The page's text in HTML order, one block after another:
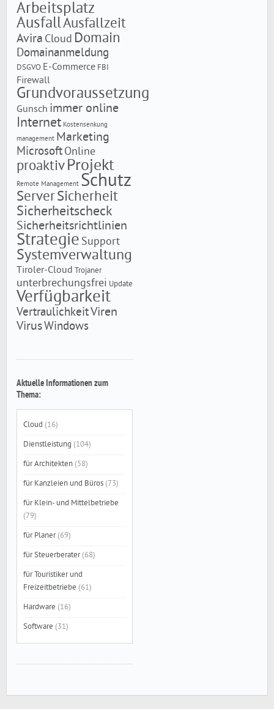
Arbeitsplatz
AusfallAusfallzeit
Avira Cloud Domain
Domainanmeldung
DSGVO E-Commerce FBI
Firewall
Grundvoraussetzung
Gunsch immer online
Internet Kostensenkung
management Marketing
Microsoft Online
proaktivProjekt
Remote Management Schutz
ServerSicherheit
Sicherheitscheck
Sicherheitsrichtlinien
Strategie Support
Systemverwaltung
Tiroler-Cloud Trojaner
unterbrechungsfrei Update
Verfügbarkeit
VertraulichkeitViren
VirusWindows
Aktuelle Informationen zum
Thema:
Cloud (16)
Dienstleistung (104)
für Architekten(58)
für Kanzleien und Büros(73)
für Klein- und Mittelbetriebe
(79)
für Planer(69)
für Steuerberater(68)
für Touristiker und
Freizeitbetriebe (61)
Hardware (16)
Software (31)